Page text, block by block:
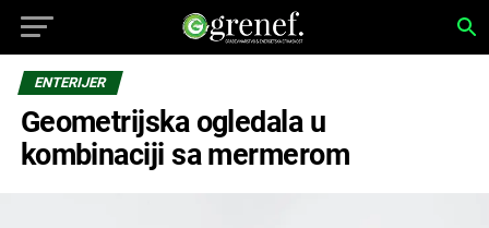
ENTERIJER
Geometrijska ogledala u
kombinaciji sa mermerom